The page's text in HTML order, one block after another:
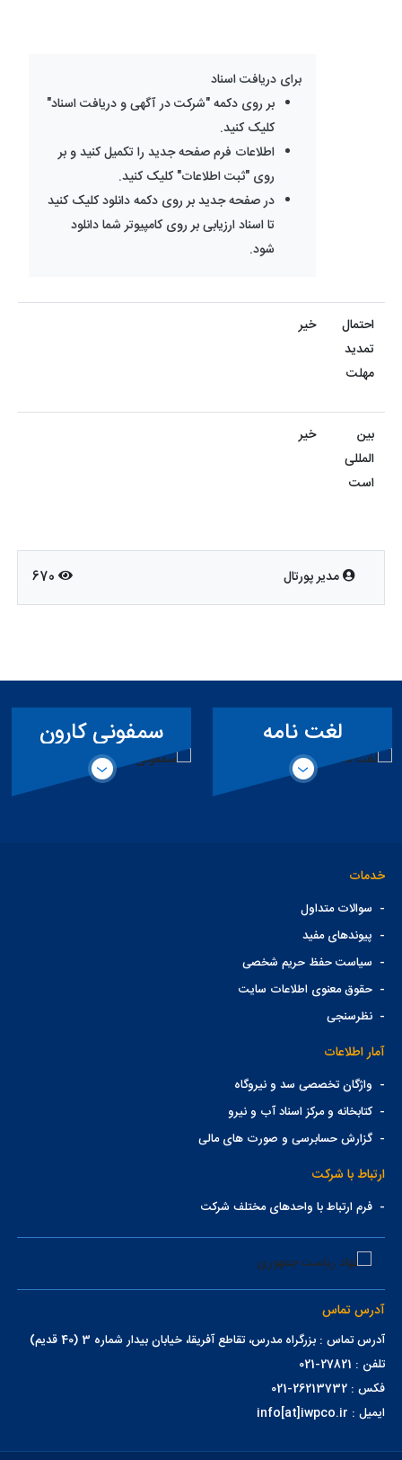
برای دریافت اسناد
بر روی دکمه "شرکت در آگهی و دریافت اسناد"
کلیک کنید.
اطلاعات فرم صفحه جدید را تکمیل کنید و بر
روی "ثبت اطلاعات" کلیک کنید.
در صفحه جدید بر روی دکمه دانلود کلیک کنید
تا اسناد ارزیابی بر روی کامپیوتر شما دانلود
شود.
احتمال
تمدید
مهلت
خیر
بین
المللی
است
خیر
مدیر پورتال 670
لغت نامه
تخصصی سد
سمفونی کارون
خدمات
- سوالات متداول
- پیوندهای مفید
- سیاست حفظ حریم شخصی
-حقوق معنوی اطلاعات سایت
-نظرسنجی
آمار اطلاعات
- واژگان تخصصی سد و نیروگاه
-کتابخانه و مرکز اسناد آب و نیرو
-گزارش حسابرسی و صورت های مالی
ارتباط با شرکت
-فرم ارتباط با واحدهای مختلف شرکت
آدرس تماس
آدرس تماس : بزرگراه مدرس، تقاطع آفریقا، خیابان بیدار شماره 3 (40 قدیم)
تلفن : 27821-021
فکس : 26213732-021
ایمیل : info[at]iwpco.ir